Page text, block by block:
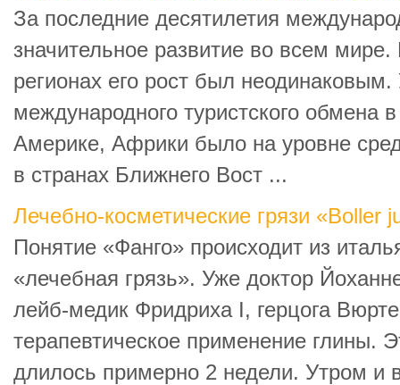
За последние десятилетия
значительное развитие во всем
регионах его рост был
международного туристского обмена
Америке, Африки было на уровне
в странах Ближнего Вост ...
Лечебно-косметические грязи «Boller
Понятие «Фанго» происходит из
«лечебная грязь». Уже доктор
лейб-медик Фридриха I, герцога
терапевтическое применение глины.
длилось примерно 2 недели. Утром и